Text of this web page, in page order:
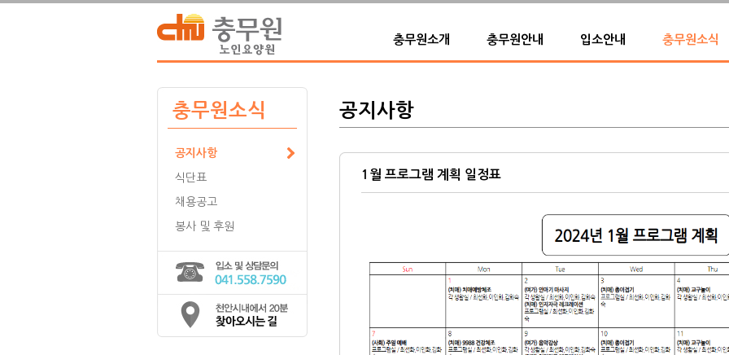
충무원소개 충무원안내 입소안내 충무원소식
충무원소식
공지사항
식단표
채용공고
봉사 및 후원
공지사항
1월 프로그램 계획 일정표